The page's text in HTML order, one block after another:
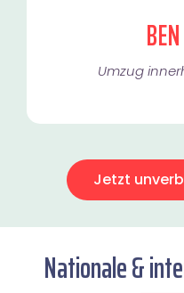
Umzug
Jetzt
Nationale &